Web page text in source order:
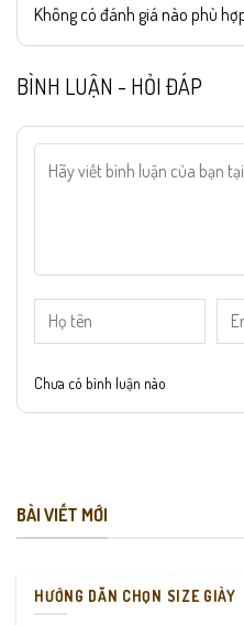
Không có đánh giá nào phù
BÌNH LUẬN - HỎI ĐÁP
Chưa có bình luận nào
BÀI VIẾT MỚI
HƯỚNG DẪN CHỌN SIZE GIÀY